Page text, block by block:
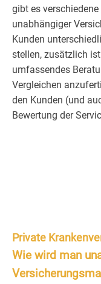
gibt es
unabhängiger
Kunden
stellen, zusätzlich
umfassendes
Vergleichen
den Kunden (und
Bewertung der
Private
Wie wird man